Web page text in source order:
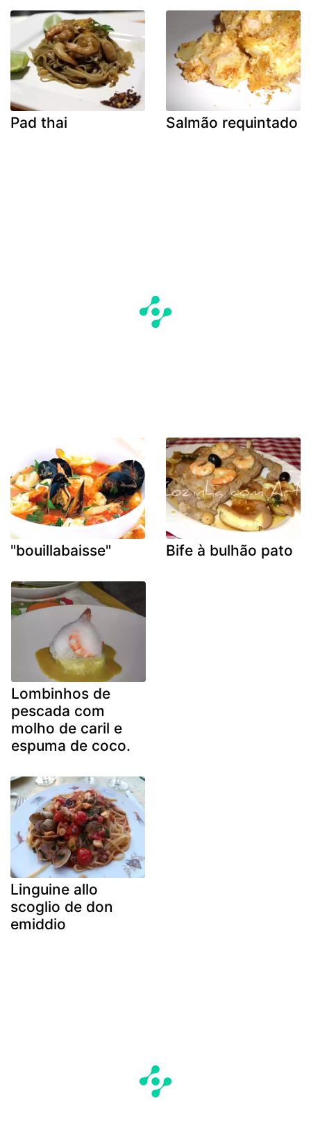
Pad thai Salmão requintado
"bouillabaisse" Bife à bulhão pato
Lombinhos de
pescada com
molho de caril e
espuma de coco.
Linguine allo
scoglio de don
emiddio